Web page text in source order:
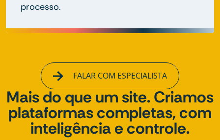
processo.
FALAR COM ESPECIALISTA
Mais do que um site. Criamos
plataformas completas, com
inteligência e controle.